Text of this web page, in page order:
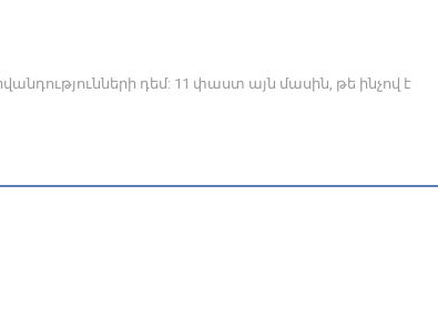
դեմ: 11 փաստ այն մասին, թե ինչով է